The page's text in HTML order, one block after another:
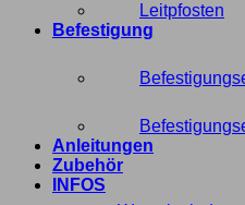
Leitpfosten
Befestigung
Anleitungen
Zubehör
INFOS